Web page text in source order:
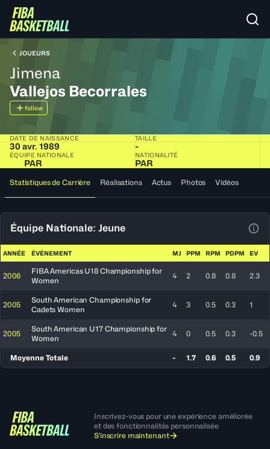
JOUEURS
Jimena
Vallejos Becorrales
follow
DATE DE NAISSANCE
30 avr. 1989
TAILLE
-
ÉQUIPE NATIONALE
PAR
NATIONALITÉ
PAR
Statistiques de Carrière Réalisations Actus Photos Vidéos
Équipe Nationale: Jeune
ANNÉE ÉVÉNEMENT MJ PPM RPM PDPM EV
2006
FIBA Americas U18 Championship for
Women
4 2 0.8 0.8 2.3
2005
South American Championship for
Cadets Women
4 3 0.5 0.3 1
2005
South American U17 Championship for
Women
4 0 0.5 0.3 -0.5
Moyenne Totale - 1.7 0.6 0.5 0.9
Inscrivez-vous pour une expérience améliorée
et des fonctionnalités personnalisée
S'inscrire maintenant